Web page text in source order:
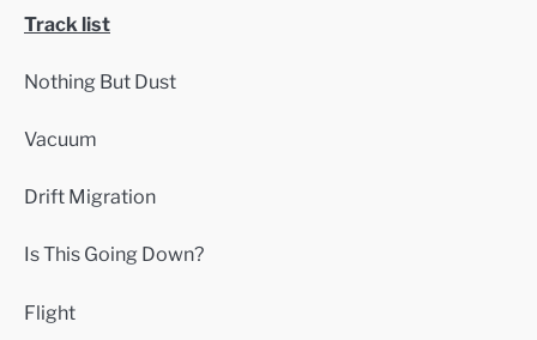
Track list
Nothing But Dust
Vacuum
Drift Migration
Is This Going Down?
Flight